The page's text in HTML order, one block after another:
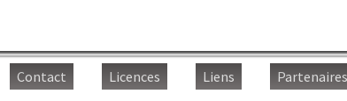
Contact Licences Liens Partenaires